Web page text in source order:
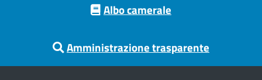
Albo camerale
Amministrazione trasparente